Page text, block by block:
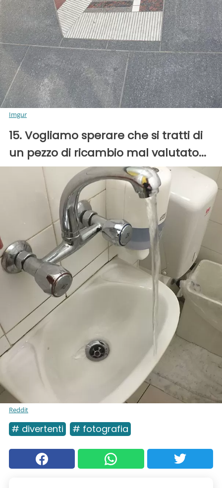
Imgur
15. Vogliamo sperare che si tratti di
un pezzo di ricambio mal valutato...
Reddit
# divertenti # fotografia